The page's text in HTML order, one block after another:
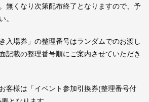
無くなり次第配布終了となりますので、予
。
入場券」の整理番号はランダムでのお渡し
記載の整理番号順にご案内させていただき
客様は「イベント参加引換券(整理番号付